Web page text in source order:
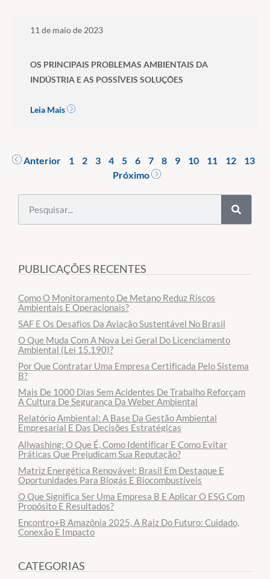
OS PRINCIPAIS PROBLEMAS AMBIENTAIS DA
INDÚSTRIA E AS POSSÍVEIS SOLUÇÕES
Leia Mais
11 de maio de 2023
Anterior 1 2 3 4 5 6 7 8 9 10 11 12
13
Próximo
PUBLICAÇÕES RECENTES
Como O Monitoramento De Metano Reduz Riscos
Ambientais E Operacionais?
SAF E Os Desafios Da Aviação Sustentável No Brasil
O Que Muda Com A Nova Lei Geral Do Licenciamento
Ambiental (Lei 15.190)?
Por Que Contratar Uma Empresa Certificada Pelo Sistema
B?
Mais De 1000 Dias Sem Acidentes De Trabalho Reforçam
A Cultura De Segurança Da Weber Ambiental
Relatório Ambiental: A Base Da Gestão Ambiental
Empresarial E Das Decisões Estratégicas
Allwashing: O Que É, Como Identificar E Como Evitar
Práticas Que Prejudicam Sua Reputação?
Matriz Energética Renovável: Brasil Em Destaque E
Oportunidades Para Biogás E Biocombustíveis
O Que Significa Ser Uma Empresa B E Aplicar O ESG Com
Propósito E Resultados?
Encontro+B Amazônia 2025, A Raiz Do Futuro: Cuidado,
Conexão E Impacto
CATEGORIAS